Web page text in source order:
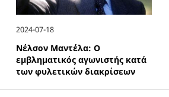
2024-07-18
Νέλσον Μαντέλα: Ο
εμβληματικός αγωνιστής κατά
των φυλετικών διακρίσεων